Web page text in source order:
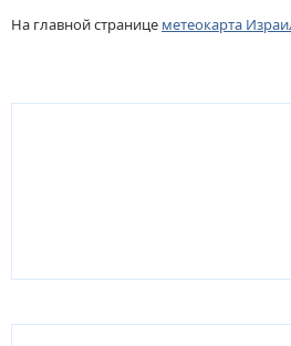
На главной странице метеокарта